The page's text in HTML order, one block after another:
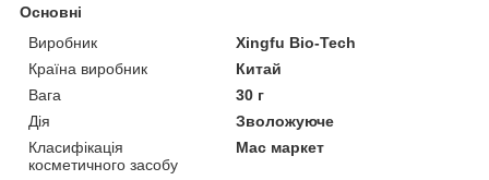
Основні
Виробник
Xingfu Bio-Tech
Країна виробник
Китай
Вага
30 г
Дія
Зволожуюче
Класифікація
косметичного засобу
Мас маркет